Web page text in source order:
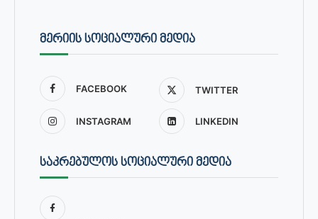
ᲛᲔᲠᲘᲘᲡ ᲡᲝᲪᲘᲐᲚᲣᲠᲘ ᲛᲔᲓᲘᲐ
FACEBOOK TWITTER
INSTAGRAM LINKEDIN
ᲡᲐᲙᲠᲔᲑᲣᲚᲝᲡ ᲡᲝᲪᲘᲐᲚᲣᲠᲘ ᲛᲔᲓᲘᲐ